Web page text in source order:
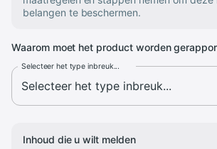
belangen te beschermen.
Waarom moet het product worden
Selecteer het type inbreuk...
Inhoud die u wilt melden